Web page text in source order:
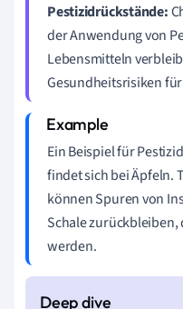
Pestizidrückstände:
der Anwendung von
Lebensmitteln
Gesundheitsrisiken
Ein Beispiel für
findet sich bei Äpfeln.
können Spuren von
Schale
werden.